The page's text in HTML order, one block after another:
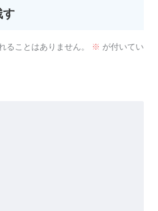
す
ることはありません。 ※ が付いてい